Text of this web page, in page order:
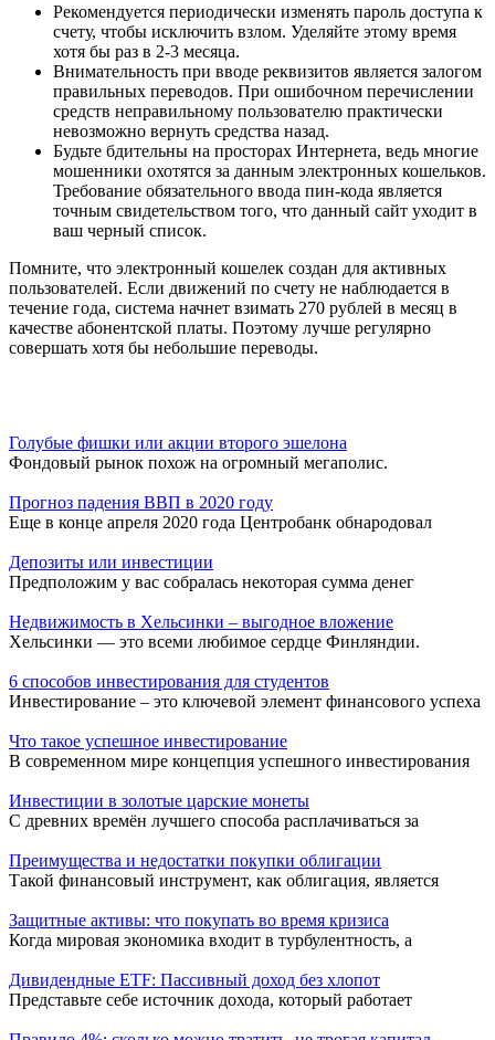
Рекомендуется периодически изменять пароль доступа к
счету, чтобы исключить взлом. Уделяйте этому время
хотя бы раз в 2-3 месяца.
Внимательность при вводе реквизитов является залогом
правильных переводов. При ошибочном перечислении
средств неправильному пользователю практически
невозможно вернуть средства назад.
Будьте бдительны на просторах Интернета, ведь многие
мошенники охотятся за данным электронных кошельков.
Требование обязательного ввода пин-кода является
точным свидетельством того, что данный сайт уходит в
ваш черный список.
Помните, что электронный кошелек создан для активных
пользователей. Если движений по счету не наблюдается в
течение года, система начнет взимать 270 рублей в месяц в
качестве абонентской платы. Поэтому лучше регулярно
совершать хотя бы небольшие переводы.
Голубые фишки или акции второго эшелона
Фондовый рынок похож на огромный мегаполис.
Прогноз падения ВВП в 2020 году
Еще в конце апреля 2020 года Центробанк обнародовал
Депозиты или инвестиции
Предположим у вас собралась некоторая сумма денег
Недвижимость в Хельсинки – выгодное вложение
Хельсинки — это всеми любимое сердце Финляндии.
6 способов инвестирования для студентов
Инвестирование – это ключевой элемент финансового успеха
Что такое успешное инвестирование
В современном мире концепция успешного инвестирования
Инвестиции в золотые царские монеты
С древних времён лучшего способа расплачиваться за
Преимущества и недостатки покупки облигации
Такой финансовый инструмент, как облигация, является
Защитные активы: что покупать во время кризиса
Когда мировая экономика входит в турбулентность, а
Дивидендные ETF: Пассивный доход без хлопот
Представьте себе источник дохода, который работает